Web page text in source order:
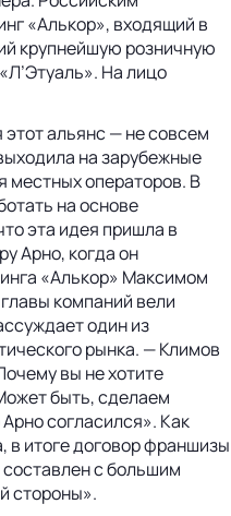
«Алькор», входящий в
крупнейшую розничную
На лицо
альянс — не совсем
на зарубежные
местных операторов. В
на основе
эта идея пришла в
Арно, когда он
«Алькор» Максимом
компаний вели
один из
рынка. — Климов
вы не хотите
быть, сделаем
согласился». Как
в итоге договор франшизы
с большим
стороны».